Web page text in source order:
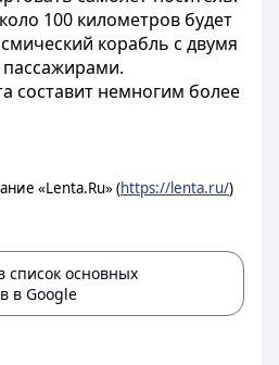
100 километров будет
корабль с двумя
составит немногим более
«Lenta.Ru» (https://lenta.ru/)
список основных
в Google